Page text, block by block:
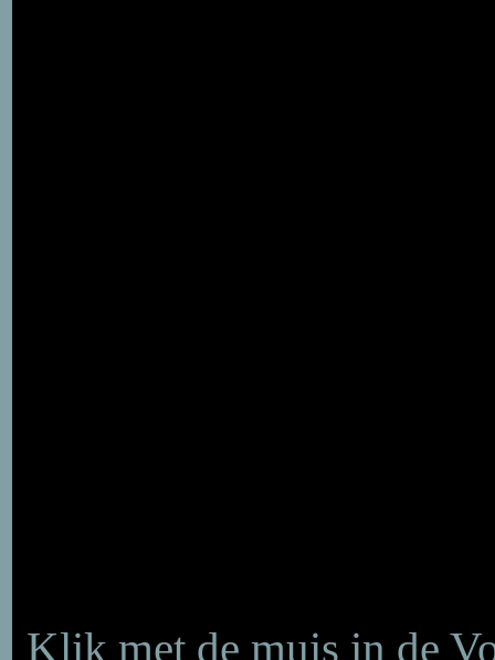
Klik met de muis in de